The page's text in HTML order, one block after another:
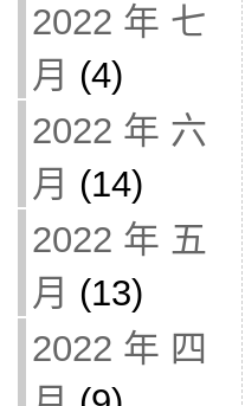
2022 年 七
月 (4)
2022 年 六
月 (14)
2022 年 五
月 (13)
2022 年 四